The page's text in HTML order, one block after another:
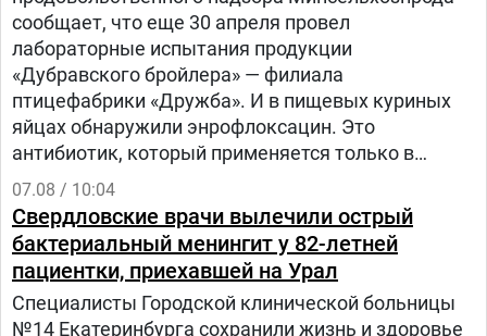
сообщает, что еще 30 апреля провел
лабораторные испытания продукции
«Дубравского бройлера» — филиала
птицефабрики «Дружба». И в пищевых куриных
яйцах обнаружили энрофлоксацин. Это
антибиотик, который применяется только в
ветеринарии для лечения сельскохозяйственных,
домашних животных и птиц.
07.08 / 10:04
Свердловские врачи вылечили острый
бактериальный менингит у 82-летней
пациентки, приехавшей на Урал
Специалисты Городской клинической больницы
№14 Екатеринбурга сохранили жизнь и здоровье